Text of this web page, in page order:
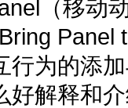
（移动
Panel
行为的添
好解释和